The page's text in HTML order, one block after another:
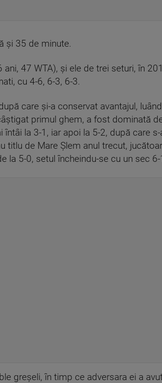
şi 35 de minute.
47 WTA), şi ele de trei seturi, în
cu 4-6, 6-3, 6-3.
care şi-a conservat avantajul,
primul ghem, a fost dominată
la 3-1, iar apoi la 5-2, după care
titlu de Mare Şlem anul trecut,
la 5-0, setul încheindu-se cu un sec 6-
greşeli, în timp ce adversara ei a